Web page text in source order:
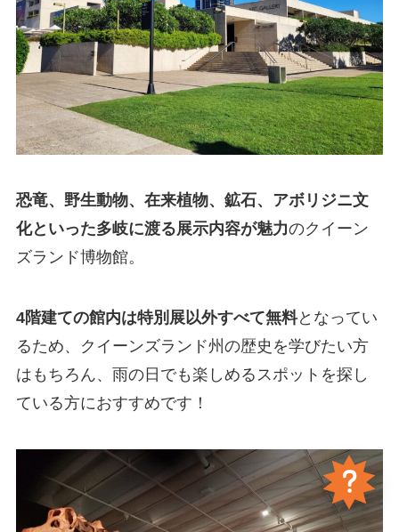
恐竜、野生動物、在来植物、鉱石、アボリジニ文
化といった多岐に渡る展示内容が魅力のクイーン
ズランド博物館。
4階建ての館内は特別展以外すべて無料となってい
るため、クイーンズランド州の歴史を学びたい方
はもちろん、雨の日でも楽しめるスポットを探し
ている方におすすめです！